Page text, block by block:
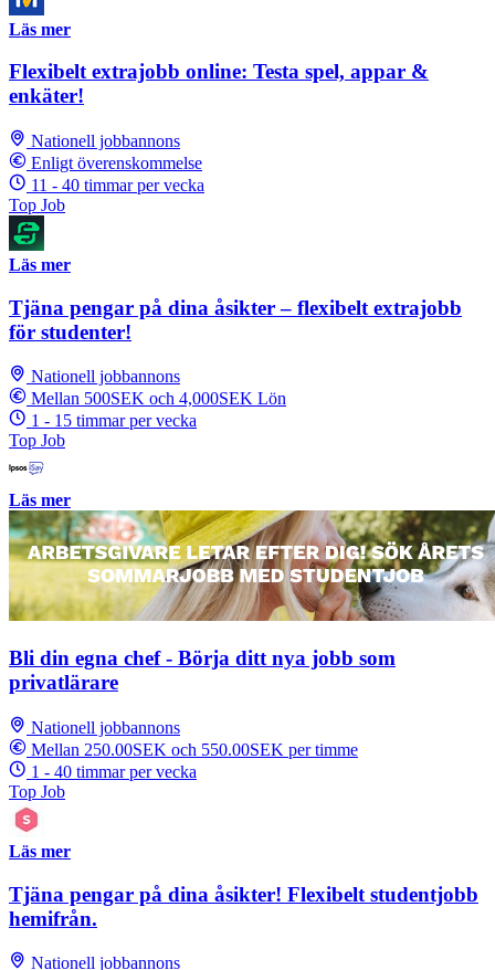
Läs mer
Flexibelt extrajobb online: Testa spel, appar &
enkäter!
Nationell jobbannons
Enligt överenskommelse
11 - 40 timmar per vecka
Top Job
Läs mer
Tjäna pengar på dina åsikter – flexibelt extrajobb
för studenter!
Nationell jobbannons
Mellan 500SEK och 4,000SEK Lön
1 - 15 timmar per vecka
Top Job
Läs mer
Bli din egna chef - Börja ditt nya jobb som
privatlärare
Nationell jobbannons
Mellan 250.00SEK och 550.00SEK per timme
1 - 40 timmar per vecka
Top Job
Läs mer
Tjäna pengar på dina åsikter! Flexibelt studentjobb
hemifrån.
Nationell jobbannons